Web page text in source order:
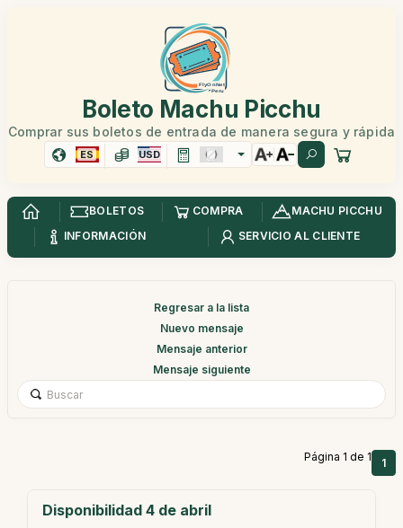
Boleto Machu Picchu
Comprar sus boletos de entrada de manera segura y rápida
ES USD
BOLETOS COMPRA
MACHU PICCHU
INFORMACIÓN
SERVICIO AL CLIENTE
Regresar a la lista
Nuevo mensaje
Mensaje anterior
Mensaje siguiente
Página 1 de 1 1
Disponibilidad 4 de abril